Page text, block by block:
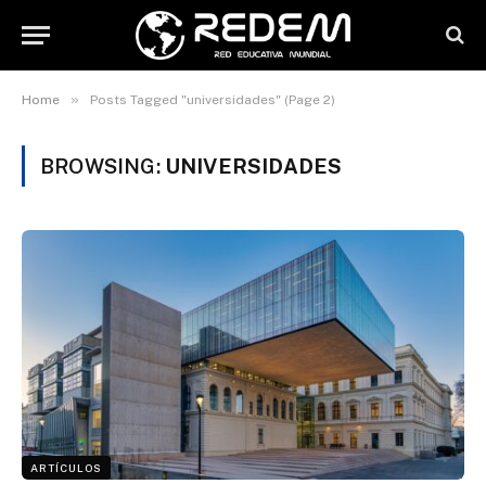
Home » Posts Tagged "universidades" (Page 2)
BROWSING: UNIVERSIDADES
ARTÍCULOS